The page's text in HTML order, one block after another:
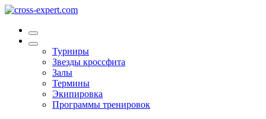
Турниры
Звезды кроссфита
Залы
Термины
Экипировка
Программы тренировок